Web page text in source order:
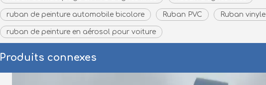
ruban de peinture automobile bicolore Ruban PVC Ruban vinyle
ruban de peinture en aérosol pour voiture
Produits connexes